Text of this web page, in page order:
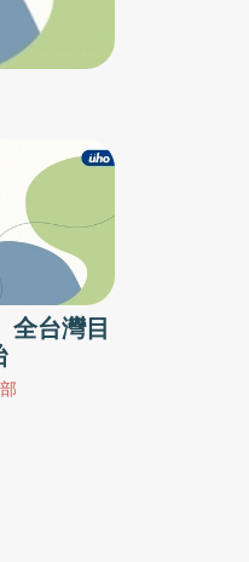
辦「成長
享孩子成長
兒家庭互相
歷程與技
互動、以及
是對醫護
龍彥醫師表
努力下，希
護。兒科
一年的成
台灣目